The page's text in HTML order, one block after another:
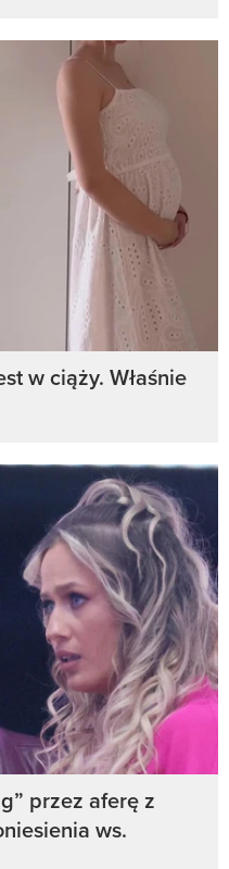
w ciąży. Właśnie
przez aferę z
ws.